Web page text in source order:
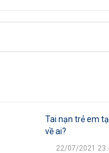
Tai nạn trẻ em
về ai?
22/07/2021